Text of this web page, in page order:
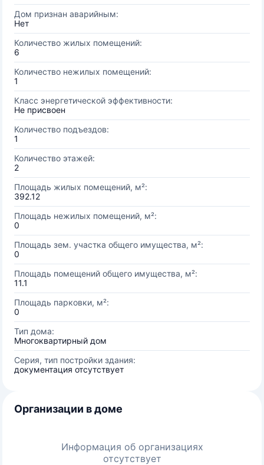
Дом признан аварийным:
Нет
Количество жилых помещений:
6
Количество нежилых помещений:
1
Класс энергетической эффективности:
Не присвоен
Количество подъездов:
1
Количество этажей:
2
Площадь жилых помещений, м²:
392.12
Площадь нежилых помещений, м²:
0
Площадь зем. участка общего имущества, м²:
0
Площадь помещений общего имущества, м²:
11.1
Площадь парковки, м²:
0
Тип дома:
Многоквартирный дом
Серия, тип постройки здания:
документация отсутствует
Организации в доме
Информация об организациях
отсутствует